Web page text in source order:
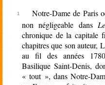
Notre-Dame de Paris
non négligeable dans
chronique de la capitale
chapitres que son auteur,
au fil des années
Basilique Saint-Denis,
« tout », dans Notre-